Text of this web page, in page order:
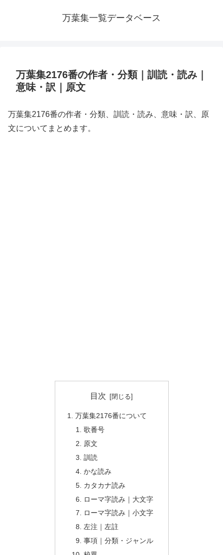
万葉集一覧データベース
万葉集2176番の作者・分類｜訓読・読み｜
意味・訳｜原文
万葉集2176番の作者・分類、訓読・読み、意味・訳、原
文についてまとめます。
目次
万葉集2176番について
歌番号
原文
訓読
かな読み
カタカナ読み
ローマ字読み｜大文字
ローマ字読み｜小文字
左注｜左註
事項｜分類・ジャンル